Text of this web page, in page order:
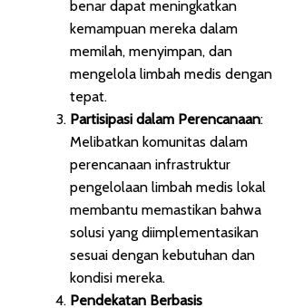
benar dapat meningkatkan
kemampuan mereka dalam
memilah, menyimpan, dan
mengelola limbah medis dengan
tepat.
Partisipasi dalam Perencanaan:
Melibatkan komunitas dalam
perencanaan infrastruktur
pengelolaan limbah medis lokal
membantu memastikan bahwa
solusi yang diimplementasikan
sesuai dengan kebutuhan dan
kondisi mereka.
Pendekatan Berbasis